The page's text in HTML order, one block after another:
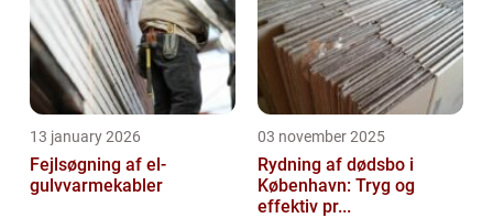
13 january 2026
Fejlsøgning af el-
gulvvarmekabler
03 november 2025
Rydning af dødsbo i
København: Tryg og
effektiv pr...